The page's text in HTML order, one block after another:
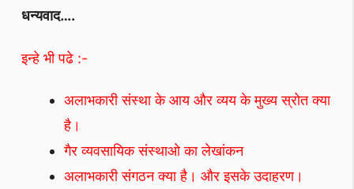
धन्यवाद….
इन्हे भी पढे :-
अलाभकारी संस्था के आय और व्यय के मुख्य स्रोत क्या
है।
गैर व्यवसायिक संस्थाओ का लेखांकन
अलाभकारी संगठन क्या है। और इसके उदाहरण।